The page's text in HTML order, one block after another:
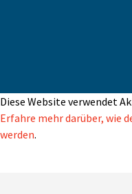
Diese Website verwendet
Erfahre mehr darüber, wie
werden.